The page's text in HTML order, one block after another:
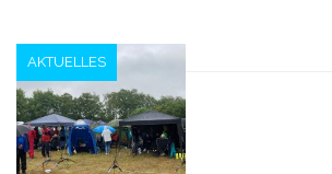
AKTUELLES